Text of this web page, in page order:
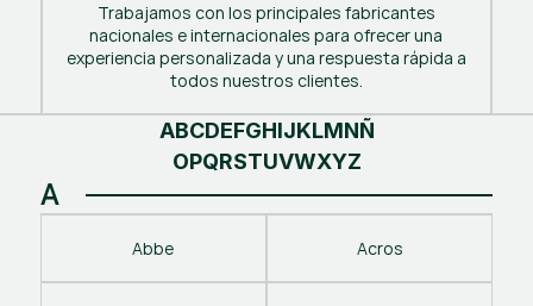
Trabajamos con los principales fabricantes
nacionales e internacionales para ofrecer una
experiencia personalizada y una respuesta rápida a
todos nuestros clientes.
A
Abbe Acros
ABCDEFGHIJKLMNÑ
OPQRSTUVWXYZ